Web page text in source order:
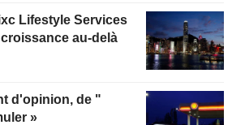
Lifestyle Services
au-delà
»